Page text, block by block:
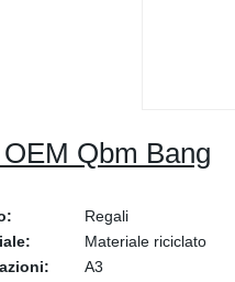
Qbm Bang
Regali
Materiale riciclato
A3